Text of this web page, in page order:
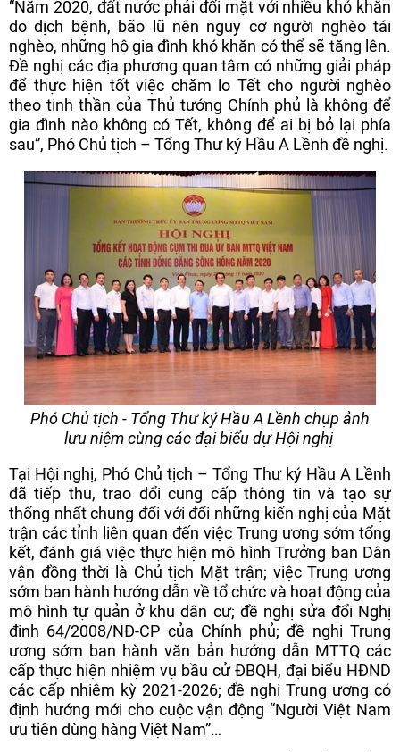
“Năm 2020, đất nước phải đối mặt với nhiều khó khăn
do dịch bệnh, bão lũ nên nguy cơ người nghèo tái
nghèo, những hộ gia đình khó khăn có thể sẽ tăng lên.
Đề nghị các địa phương quan tâm có những giải pháp
để thực hiện tốt việc chăm lo Tết cho người nghèo
theo tinh thần của Thủ tướng Chính phủ là không để
gia đình nào không có Tết, không để ai bị bỏ lại phía
sau”, Phó Chủ tịch – Tổng Thư ký Hầu A Lềnh đề nghị.
Phó Chủ tịch - Tổng Thư ký Hầu A Lềnh chụp ảnh
lưu niệm cùng các đại biểu dự Hội nghị
Tại Hội nghị, Phó Chủ tịch – Tổng Thư ký Hầu A Lềnh
đã tiếp thu, trao đổi cung cấp thông tin và tạo sự
thống nhất chung đối với đối những kiến nghị của Mặt
trận các tỉnh liên quan đến việc Trung ương sớm tổng
kết, đánh giá việc thực hiện mô hình Trưởng ban Dân
vận đồng thời là Chủ tịch Mặt trận; việc Trung ương
sớm ban hành hướng dẫn về tổ chức và hoạt động của
mô hình tự quản ở khu dân cư; đề nghị sửa đổi Nghị
định 64/2008/NĐ-CP của Chính phủ; đề nghị Trung
ương sớm ban hành văn bản hướng dẫn MTTQ các
cấp thực hiện nhiệm vụ bầu cử ĐBQH, đại biểu HĐND
các cấp nhiệm kỳ 2021-2026; đề nghị Trung ương có
định hướng mới cho cuộc vận động “Người Việt Nam
ưu tiên dùng hàng Việt Nam”…